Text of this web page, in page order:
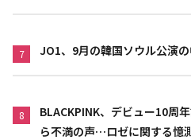
7 JO1、9月の韓国ソウル公演
8
BLACKPINK、デビュー10周
ら不満の声…ロゼに関する憶